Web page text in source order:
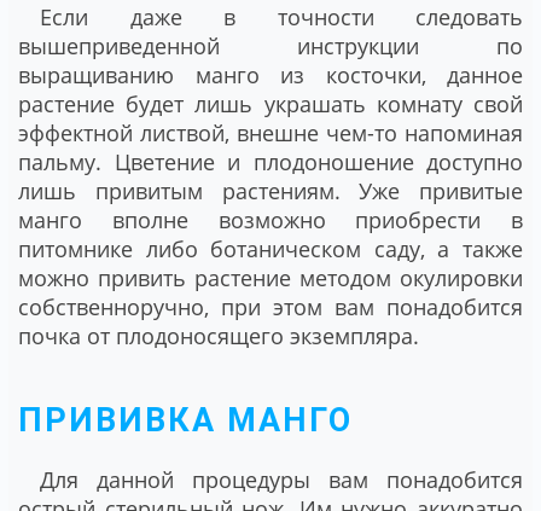
Если даже в точности следовать
вышеприведенной инструкции по
выращиванию манго из косточки, данное
растение будет лишь украшать комнату свой
эффектной листвой, внешне чем-то напоминая
пальму. Цветение и плодоношение доступно
лишь привитым растениям. Уже привитые
манго вполне возможно приобрести в
питомнике либо ботаническом саду, а также
можно привить растение методом окулировки
собственноручно, при этом вам понадобится
почка от плодоносящего экземпляра.
ПРИВИВКА МАНГО
Для данной процедуры вам понадобится